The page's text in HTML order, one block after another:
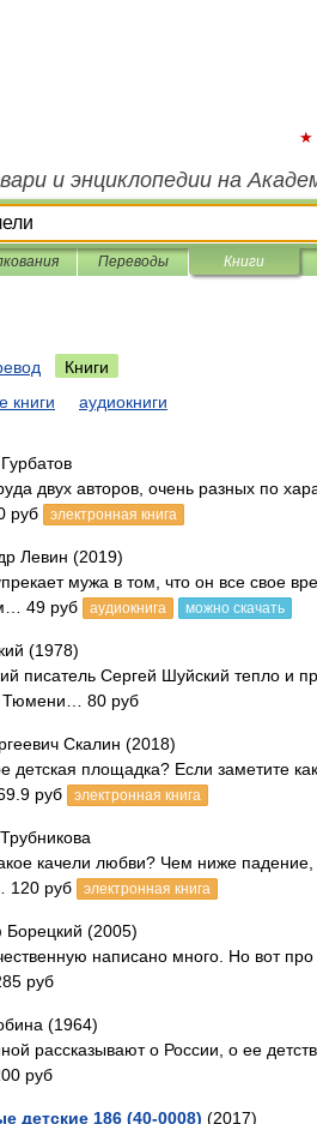
и энциклопедии на
Переводы Книги
Книги
книги аудиокниги
двух авторов, очень разных по
руб
электронная книга
Левин (2019)
мужа в том, что он все свое
49 руб
аудиокнига можно скачать
(1978)
писатель Сергей Шуйский тепло и
Тюмени… 80 руб
Скалин (2018)
детская площадка? Если заметите
руб
электронная книга
качели любви? Чем ниже
120 руб
электронная книга
Борецкий (2005)
написано много. Но вот
руб
(1964)
рассказывают о России, о ее
руб
детские 186 (40-0008) (2017)